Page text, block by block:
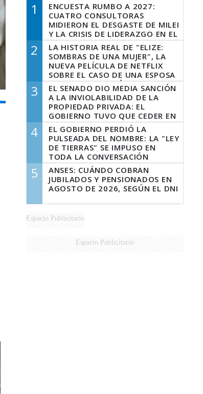
1
ENCUESTA RUMBO A 2027:
CUATRO CONSULTORAS
MIDIERON EL DESGASTE DE MILEI
Y LA CRISIS DE LIDERAZGO EN EL
PERONISMO
2
LA HISTORIA REAL DE "ELIZE:
SOMBRAS DE UNA MUJER", LA
NUEVA PELÍCULA DE NETFLIX
SOBRE EL CASO DE UNA ESPOSA
QUE DESCUARTIZÓ A SU
MARIDO
3
EL SENADO DIO MEDIA SANCIÓN
A LA INVIOLABILIDAD DE LA
PROPIEDAD PRIVADA: EL
GOBIERNO TUVO QUE CEDER EN
LA LEY DEL MANEJO DEL FUEGO
4
EL GOBIERNO PERDIÓ LA
PULSEADA DEL NOMBRE: LA "LEY
DE TIERRAS" SE IMPUSO EN
TODA LA CONVERSACIÓN
DIGITAL
5
ANSES: CUÁNDO COBRAN
JUBILADOS Y PENSIONADOS EN
AGOSTO DE 2026, SEGÚN EL DNI
Espacio Publicitario
Espacio Publicitario